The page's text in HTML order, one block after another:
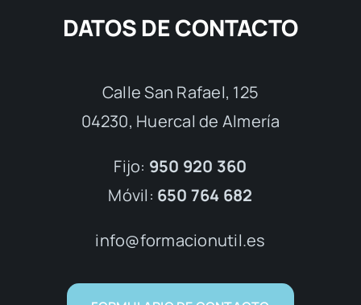
DATOS DE CONTACTO
Calle San Rafael, 125
04230, Huercal de Almería
Fijo: 950 920 360
Móvil: 650 764 682
info@formacionutil.es